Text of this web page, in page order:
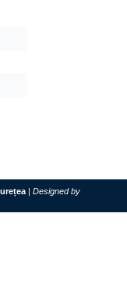
| Designed by